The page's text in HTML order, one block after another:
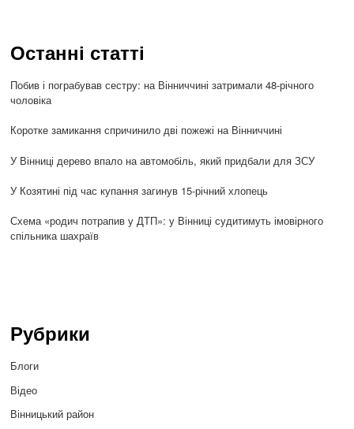
Останні статті
Побив і пограбував сестру: на Вінниччині затримали 48-річного
чоловіка
Коротке замикання спричинило дві пожежі на Вінниччині
У Вінниці дерево впало на автомобіль, який придбали для ЗСУ
У Козятині під час купання загинув 15-річний хлопець
Схема «родич потрапив у ДТП»: у Вінниці судитимуть імовірного
спільника шахраїв
Рубрики
Блоги
Відео
Вінницький район